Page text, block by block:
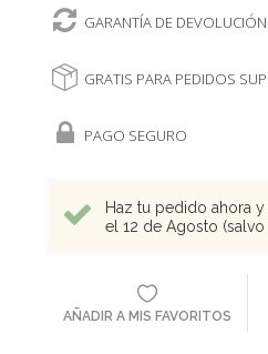
GARANTÍA DE DEVOLUCIÓN
GRATIS PARA PEDIDOS
PAGO SEGURO
Haz tu pedido ahora
el 12 de Agosto
AÑADIR A MIS FAVORITOS